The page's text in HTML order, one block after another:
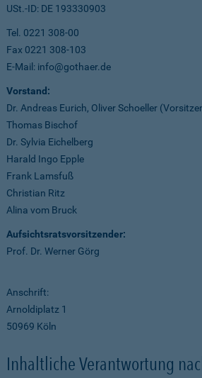
USt.-ID: DE 193330903
Tel. 0221 308-00
Fax 0221 308-103
E-Mail: info@gothaer.de
Vorstand:
Dr. Andreas Eurich, Oliver Schoeller
Thomas Bischof
Dr. Sylvia Eichelberg
Harald Ingo Epple
Frank Lamsfuß
Christian Ritz
Alina vom Bruck
Aufsichtsratsvorsitzender:
Prof. Dr. Werner Görg
Anschrift:
Arnoldiplatz 1
50969 Köln
Inhaltliche Verantwortung